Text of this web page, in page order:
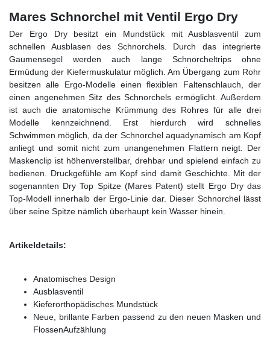
Mares Schnorchel mit Ventil Ergo Dry
Der Ergo Dry besitzt ein Mundstück mit Ausblasventil zum
schnellen Ausblasen des Schnorchels. Durch das integrierte
Gaumensegel werden auch lange Schnorcheltrips ohne
Ermüdung der Kiefermuskulatur möglich. Am Übergang zum Rohr
besitzen alle Ergo-Modelle einen flexiblen Faltenschlauch, der
einen angenehmen Sitz des Schnorchels ermöglicht. Außerdem
ist auch die anatomische Krümmung des Rohres für alle drei
Modelle kennzeichnend. Erst hierdurch wird schnelles
Schwimmen möglich, da der Schnorchel aquadynamisch am Kopf
anliegt und somit nicht zum unangenehmen Flattern neigt. Der
Maskenclip ist höhenverstellbar, drehbar und spielend einfach zu
bedienen. Druckgefühle am Kopf sind damit Geschichte. Mit der
sogenannten Dry Top Spitze (Mares Patent) stellt Ergo Dry das
Top-Modell innerhalb der Ergo-Linie dar. Dieser Schnorchel lässt
über seine Spitze nämlich überhaupt kein Wasser hinein.
Artikeldetails:
Anatomisches Design
Ausblasventil
Kieferorthopädisches Mundstück
Neue, brillante Farben passend zu den neuen Masken und
FlossenAufzählung